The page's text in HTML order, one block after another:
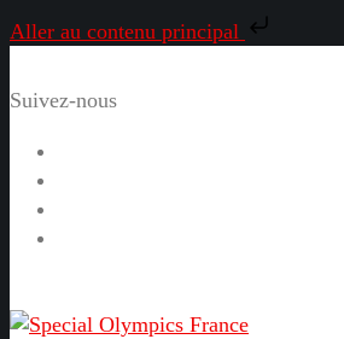
Aller au contenu principal
Suivez-nous